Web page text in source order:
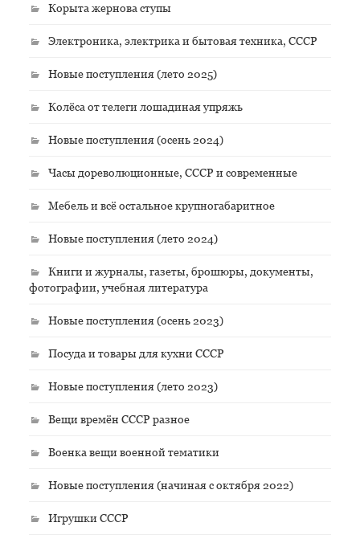
Корыта жернова ступы
Электроника, электрика и бытовая техника, СССР
Новые поступления (лето 2025)
Колёса от телеги лошадиная упряжь
Новые поступления (осень 2024)
Часы дореволюционные, СССР и современные
Мебель и всё остальное крупногабаритное
Новые поступления (лето 2024)
Книги и журналы, газеты, брошюры, документы,
фотографии, учебная литература
Новые поступления (осень 2023)
Посуда и товары для кухни СССР
Новые поступления (лето 2023)
Вещи времён СССР разное
Военка вещи военной тематики
Новые поступления (начиная с октября 2022)
Игрушки СССР